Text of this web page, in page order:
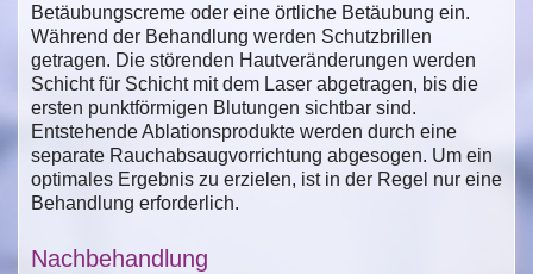
Betäubungscreme oder eine örtliche Betäubung ein.
Während der Behandlung werden Schutzbrillen
getragen. Die störenden Hautveränderungen werden
Schicht für Schicht mit dem Laser abgetragen, bis die
ersten punktförmigen Blutungen sichtbar sind.
Entstehende Ablationsprodukte werden durch eine
separate Rauchabsaugvorrichtung abgesogen. Um ein
optimales Ergebnis zu erzielen, ist in der Regel nur eine
Behandlung erforderlich.
Nachbehandlung